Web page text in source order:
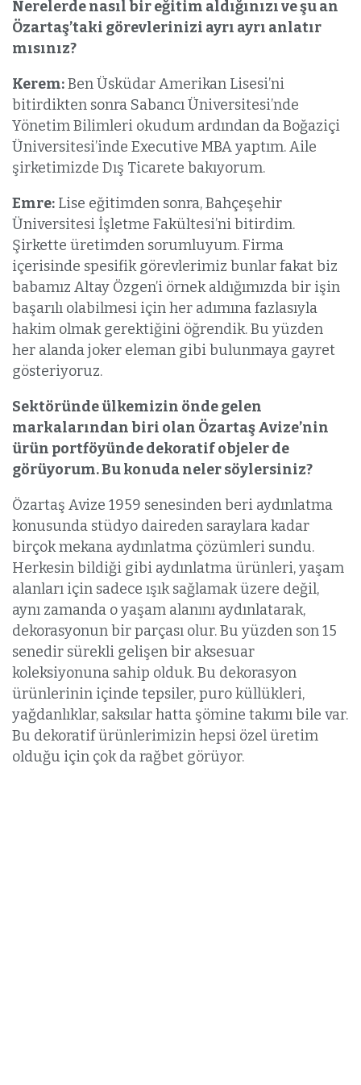
Nerelerde nasıl bir eğitim aldığınızı ve şu an
Özartaş’taki görevlerinizi ayrı ayrı anlatır
mısınız?
Kerem:Ben Üsküdar Amerikan Lisesi’ni
bitirdikten sonra Sabancı Üniversitesi’nde
Yönetim Bilimleri okudum ardından da Boğaziçi
Üniversitesi’inde Executive MBA yaptım. Aile
şirketimizde Dış Ticarete bakıyorum.
Emre: Lise eğitimden sonra, Bahçeşehir
Üniversitesi İşletme Fakültesi’ni bitirdim.
Şirkette üretimden sorumluyum. Firma
içerisinde spesifik görevlerimiz bunlar fakat biz
babamız Altay Özgen’i örnek aldığımızda bir işin
başarılı olabilmesi için her adımına fazlasıyla
hakim olmak gerektiğini öğrendik. Bu yüzden
her alanda joker eleman gibi bulunmaya gayret
gösteriyoruz.
Sektöründe ülkemizin önde gelen
markalarından biri olan Özartaş Avize’nin
ürün portföyünde dekoratif objeler de
görüyorum. Bu konuda neler söylersiniz?
Özartaş Avize 1959 senesinden beri aydınlatma
konusunda stüdyo daireden saraylara kadar
birçok mekana aydınlatma çözümleri sundu.
Herkesin bildiği gibi aydınlatma ürünleri, yaşam
alanları için sadece ışık sağlamak üzere değil,
aynı zamanda o yaşam alanını aydınlatarak,
dekorasyonun bir parçası olur. Bu yüzden son 15
senedir sürekli gelişen bir aksesuar
koleksiyonuna sahip olduk. Bu dekorasyon
ürünlerinin içinde tepsiler, puro küllükleri,
yağdanlıklar, saksılar hatta şömine takımı bile var.
Bu dekoratif ürünlerimizin hepsi özel üretim
olduğu için çok da rağbet görüyor.